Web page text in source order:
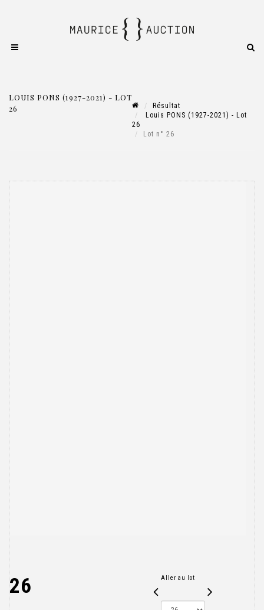
LOUIS PONS (1927-2021) - LOT
26
Résultat
Louis PONS (1927-2021) - Lot
26
Lot n° 26
26 Aller au lot